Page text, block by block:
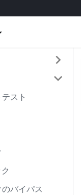
スト
バイパス